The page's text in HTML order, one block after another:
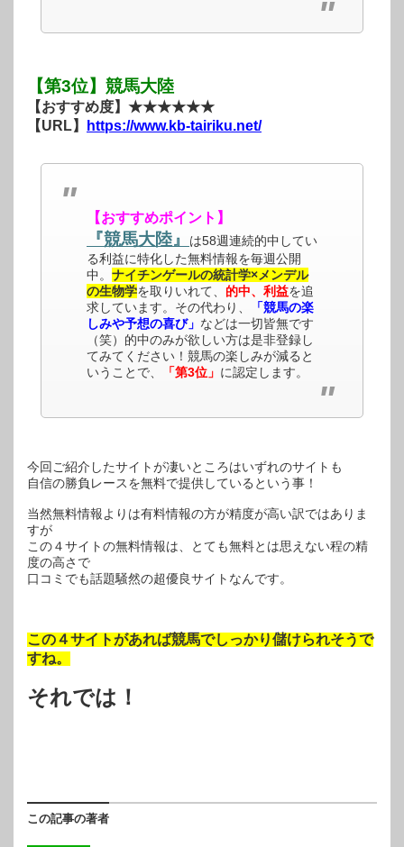
【第3位】競馬大陸
【おすすめ度】★★★★★★
【URL】
https://www.kb-tairiku.net/
【おすすめポイント】
『競馬大陸』
は58週連続的中してい
る利益に特化した無料情報を毎週公開
中。 ナイチンゲールの統計学×メンデル
の生物学を取りいれて、 的中、利益を追
求しています。その代わり、
「競馬の楽
しみや予想の喜び」 などは一切皆無です
（笑）的中のみが欲しい方は是非登録し
てみてください！競馬の楽しみが減ると
いうことで、
「第3位」 に認定します。
今回ご紹介したサイトが凄いところはいずれのサイトも
自信の勝負レースを無料で提供しているという事！
当然無料情報よりは有料情報の方が精度が高い訳ではありま
すが
この４サイトの無料情報は、とても無料とは思えない程の精
度の高さで
口コミでも話題騒然の超優良サイトなんです。
この４サイトがあれば競馬でしっかり儲けられそうで
すね。
それでは！
この記事の著者